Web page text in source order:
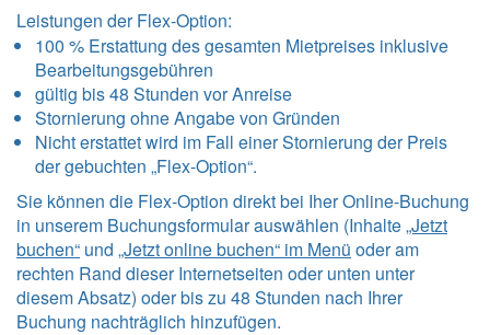
Leistungen der Flex-Option:
100 % Erstattung des gesamten Mietpreises inklusive
Bearbeitungsgebühren
gültig bis 48 Stunden vor Anreise
Stornierung ohne Angabe von Gründen
Nicht erstattet wird im Fall einer Stornierung der Preis
der gebuchten „Flex-Option“.
Sie können die Flex-Option direkt bei Iher Online-Buchung
in unserem Buchungsformular auswählen (Inhalte„Jetzt
buchen“ und „Jetzt online buchen“ im Menü oder am
rechten Rand dieser Internetseiten oder unten unter
diesem Absatz) oder bis zu 48 Stunden nach Ihrer
Buchung nachträglich hinzufügen.